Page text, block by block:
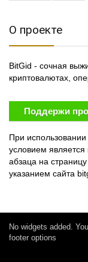
О проекте
BitGid - сочная
криптовалютах,
Поддержи
При
условием
абзаца на
указанием сайта
No widgets added.
footer options